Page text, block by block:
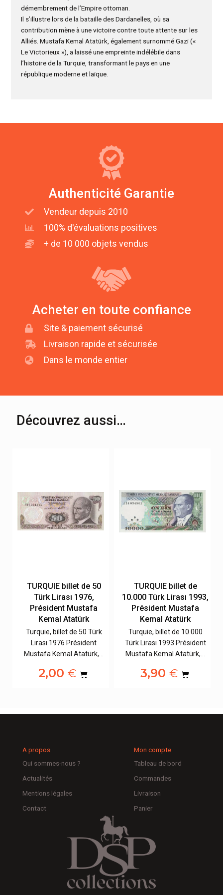
démembrement de l’Empire ottoman.
Il s’illustre lors de la bataille des Dardanelles, où sa
contribution mène à une victoire contre toute attente sur les
Alliés. Mustafa Kemal Atatürk, également surnommé Gazi («
Le Victorieux »), a laissé une empreinte indélébile dans
l’histoire de la Turquie, transformant le pays en une
république moderne et laïque.
Authenticité Garantie
Vendeur depuis 2010
100% d'évaluations positives
+ de 10 000 objets vendus
Acheter en toute confiance
Site & paiement sécurisé
Livraison rapide et sécurisée
Dans le monde entier
Découvrez aussi…
TURQUIE billet de 50
Türk Lirası 1976,
Président Mustafa
Kemal Atatürk
Turquie, billet de 50 Türk
Lirası 1976 Président
Mustafa Kemal Atatürk,…
2,00€
TURQUIE billet de
10.000 Türk Lirası 1993,
Président Mustafa
Kemal Atatürk
Turquie, billet de 10.000
Türk Lirası 1993 Président
Mustafa Kemal Atatürk,…
3,90 €
A propos
Qui sommes-nous ?
Actualités
Mentions légales
Contact
Mon compte
Tableau de bord
Commandes
Livraison
Panier